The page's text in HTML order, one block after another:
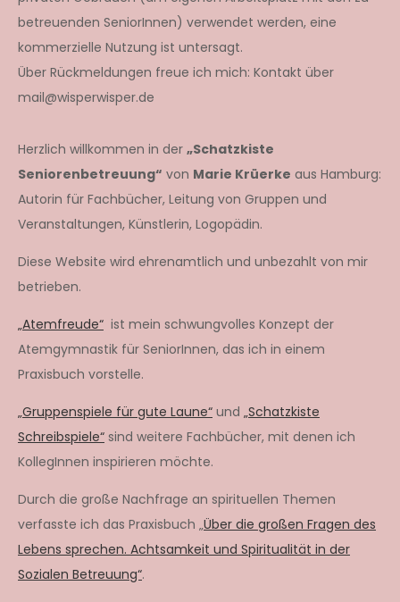
betreuenden SeniorInnen) verwendet werden, eine
kommerzielle Nutzung ist untersagt.
Über Rückmeldungen freue ich mich: Kontakt über
mail@wisperwisper.de
Herzlich willkommen in der „Schatzkiste
Seniorenbetreuung“ von Marie Krüerke aus Hamburg:
Autorin für Fachbücher, Leitung von Gruppen und
Veranstaltungen, Künstlerin, Logopädin.
Diese Website wird ehrenamtlich und unbezahlt von mir
betrieben.
„Atemfreude“ ist mein schwungvolles Konzept der
Atemgymnastik für SeniorInnen, das ich in einem
Praxisbuch vorstelle.
„Gruppenspiele für gute Laune“ und „Schatzkiste
Schreibspiele“ sind weitere Fachbücher, mit denen ich
KollegInnen inspirieren möchte.
Durch die große Nachfrage an spirituellen Themen
verfasste ich das Praxisbuch „Über die großen Fragen des
Lebens sprechen. Achtsamkeit und Spiritualität in der
Sozialen Betreuung“.